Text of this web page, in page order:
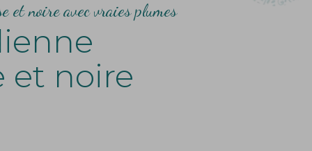
et noire avec vraies plumes
et noire